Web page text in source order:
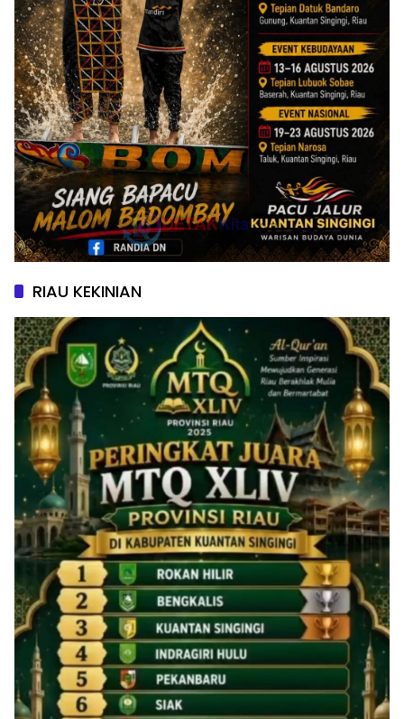
RIAU KEKINIAN